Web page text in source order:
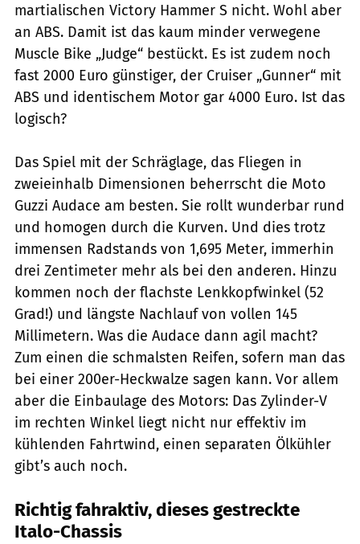
martialischen Victory Hammer S nicht. Wohl aber
an ABS. Damit ist das kaum minder verwegene
Muscle Bike „Judge“ bestückt. Es ist zudem noch
fast 2000 Euro günstiger, der Cruiser „Gunner“ mit
ABS und identischem Motor gar 4000 Euro. Ist das
logisch?
Das Spiel mit der Schräglage, das Fliegen in
zweieinhalb Dimensionen beherrscht die Moto
Guzzi Audace am besten. Sie rollt wunderbar rund
und homogen durch die Kurven. Und dies trotz
immensen Radstands von 1,695 Meter, immerhin
drei Zentimeter mehr als bei den anderen. Hinzu
kommen noch der flachste Lenkkopfwinkel (52
Grad!) und längste Nachlauf von vollen 145
Millimetern. Was die Audace dann agil macht?
Zum einen die schmalsten Reifen, sofern man das
bei einer 200er-Heckwalze sagen kann. Vor allem
aber die Einbaulage des Motors: Das Zylinder-V
im rechten Winkel liegt nicht nur effektiv im
kühlenden Fahrtwind, einen separaten Ölkühler
gibt’s auch noch.
Richtig fahraktiv, dieses gestreckte
Italo-Chassis